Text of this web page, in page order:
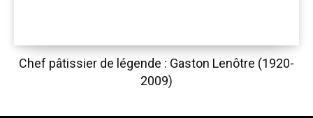
Chef pâtissier de légende : Gaston Lenôtre (1920-
2009)